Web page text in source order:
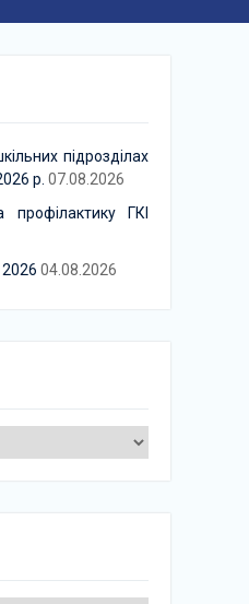
підрозділах
р. 07.08.2026
ГКІ
2026 04.08.2026